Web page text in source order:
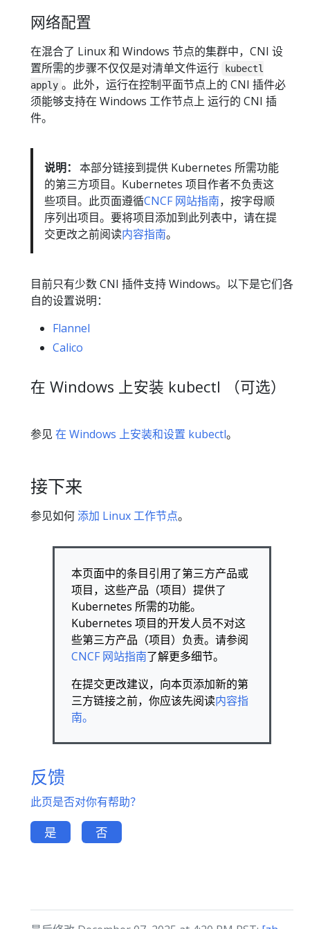
网络配置
在混合了 Linux 和 Windows 节点的集群中，CNI 设
置所需的步骤不仅仅是对清单文件运行
kubectl
apply 。此外，运行在控制平面节点上的 CNI 插件必
须能够支持在 Windows 工作节点上 运行的 CNI 插
件。
说明： 本部分链接到提供 Kubernetes 所需功能
的第三方项目。Kubernetes 项目作者不负责这
些项目。此页面遵循CNCF 网站指南，按字母顺
序列出项目。要将项目添加到此列表中，请在提
交更改之前阅读内容指南。
目前只有少数 CNI 插件支持 Windows。以下是它们各
自的设置说明：
Flannel
Calico
在 Windows 上安装 kubectl （可选）
参见 在 Windows 上安装和设置 kubectl。
接下来
参见如何添加 Linux 工作节点。
本页面中的条目引用了第三方产品或
项目，这些产品（项目）提供了
Kubernetes 所需的功能。
Kubernetes 项目的开发人员不对这
些第三方产品（项目）负责。请参阅
CNCF 网站指南了解更多细节。
在提交更改建议，向本页添加新的第
三方链接之前，你应该先阅读内容指
南。
反馈
此页是否对你有帮助？
是 否